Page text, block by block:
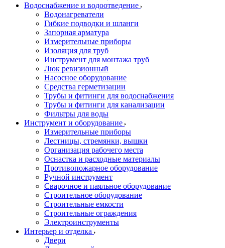
Водоснабжение и водоотведение
Водонагреватели
Гибкие подводки и шланги
Запорная арматура
Измерительные приборы
Изоляция для труб
Инструмент для монтажа труб
Люк ревизионный
Насосное оборудование
Средства герметизации
Трубы и фитинги для водоснабжения
Трубы и фитинги для канализации
Фильтры для воды
Инструмент и оборудование
Измерительные приборы
Лестницы, стремянки, вышки
Организация рабочего места
Оснастка и расходные материалы
Противопожарное оборудование
Ручной инструмент
Сварочное и паяльное оборудование
Строительное оборудование
Строительные емкости
Строительные ограждения
Электроинструменты
Интерьер и отделка
Двери